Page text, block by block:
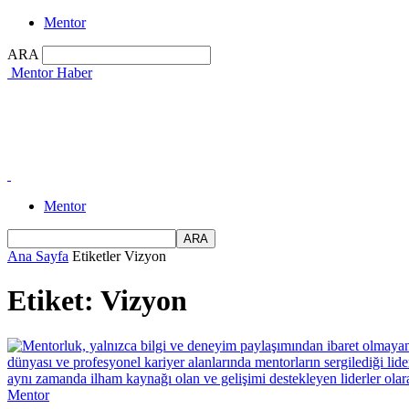
Mentor
ARA
Mentor Haber
Mentor
Ana Sayfa Etiketler Vizyon
Etiket: Vizyon
Mentor